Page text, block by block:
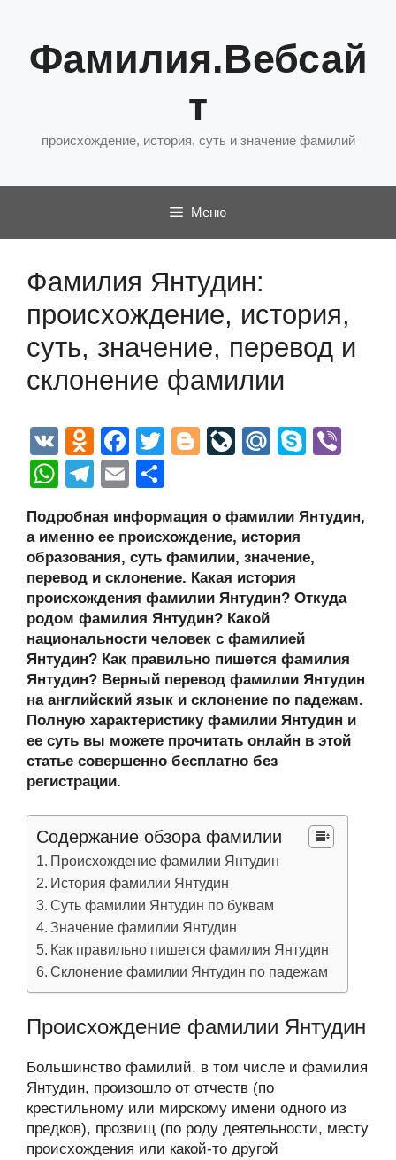
содержимому
Фамилия.Вебсай
т
происхождение, история, суть и значение фамилий
Меню
Фамилия Янтудин:
происхождение, история,
суть, значение, перевод и
склонение фамилии
V
K
O
d
n
o
kl
a
ss
ni
ki
F
a
c
e
b
o
o
k
T
er
Bl
g
er
Li
J
o
ur
n
al
M
u
S
e
W
at
s
A
p
p
T
e
gr
a
m
E
ail р
а
в
и
ть
Подробная информация о фамилии Янтудин,
а именно ее происхождение, история
образования, суть фамилии, значение,
перевод и склонение. Какая история
происхождения фамилии Янтудин? Откуда
родом фамилия Янтудин? Какой
национальности человек с фамилией
Янтудин? Как правильно пишется фамилия
Янтудин? Верный перевод фамилии Янтудин
на английский язык и склонение по падежам.
Полную характеристику фамилии Янтудин и
ее суть вы можете прочитать онлайн в этой
статье совершенно бесплатно без
регистрации.
Содержание обзора фамилии
Происхождение фамилии Янтудин
История фамилии Янтудин
Суть фамилии Янтудин по буквам
Значение фамилии Янтудин
Как правильно пишется фамилия Янтудин
Склонение фамилии Янтудин по падежам
Происхождение фамилии Янтудин
Большинство фамилий, в том числе и фамилия
Янтудин, произошло от отчеств (по
крестильному или мирскому имени одного из
предков), прозвищ (по роду деятельности, месту
происхождения или какой-то другой